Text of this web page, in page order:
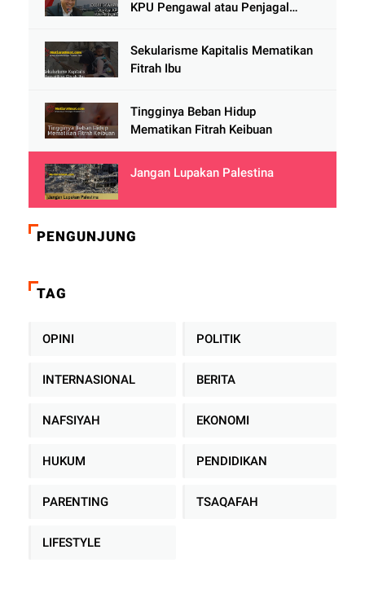
KPU Pengawal atau Penjagal
Sekularisme Kapitalis Mematikan
Fitrah Ibu
Tingginya Beban Hidup
Mematikan Fitrah Keibuan
Jangan Lupakan Palestina
PENGUNJUNG
TAG
OPINI POLITIK
INTERNASIONAL BERITA
NAFSIYAH EKONOMI
HUKUM PENDIDIKAN
PARENTING TSAQAFAH
LIFESTYLE